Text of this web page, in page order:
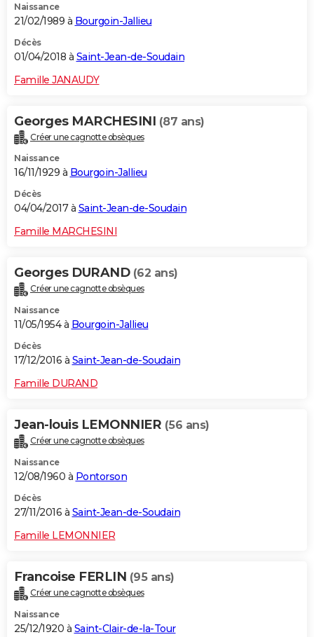
Naissance
21/02/1989 à Bourgoin-Jallieu
Décès
01/04/2018 à Saint-Jean-de-Soudain
Famille JANAUDY
Georges MARCHESINI (87 ans)
Créer une cagnotte obsèques
Naissance
16/11/1929 à Bourgoin-Jallieu
Décès
04/04/2017 à Saint-Jean-de-Soudain
Famille MARCHESINI
Georges DURAND (62 ans)
Créer une cagnotte obsèques
Naissance
11/05/1954 à Bourgoin-Jallieu
Décès
17/12/2016 à Saint-Jean-de-Soudain
Famille DURAND
Jean-louis LEMONNIER (56 ans)
Créer une cagnotte obsèques
Naissance
12/08/1960 à Pontorson
Décès
27/11/2016 à Saint-Jean-de-Soudain
Famille LEMONNIER
Francoise FERLIN (95 ans)
Créer une cagnotte obsèques
Naissance
25/12/1920 à Saint-Clair-de-la-Tour